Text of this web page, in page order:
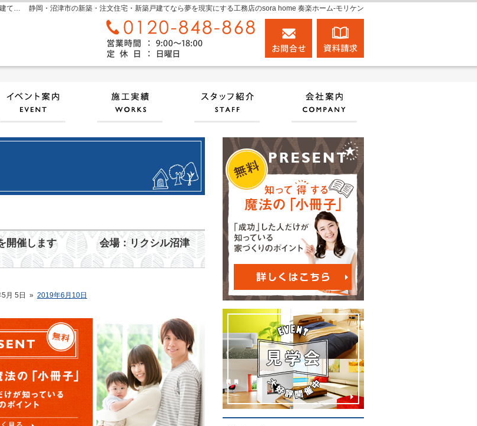
静岡・沼津市の新築・注文住宅・新築戸建てなら夢を現実にする工務店のsora home 奏楽ホーム‐モリケン
sora home 奏楽ホーム‐静岡・沼津市の新築・注文住宅・新築戸建てなら工務店のモリケン
会を開催します 会場：リクシル沼津
月 5日 » 2019年6月10日
0120-848-868
営業時間9:00～18:00 定休日：日曜日